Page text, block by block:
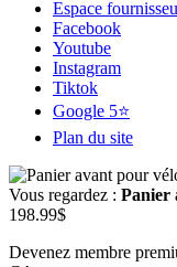
Espace
Facebook
Youtube
Instagram
Tiktok
Google 5⭐
Plan du site
Vous regardez : Panier
198.99$
Devenez membre